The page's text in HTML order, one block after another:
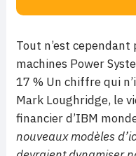
Tout n’est
machines Power
17 % Un chiffre qui
Mark Loughridge, le
financier d’IBM
nouveaux modèles